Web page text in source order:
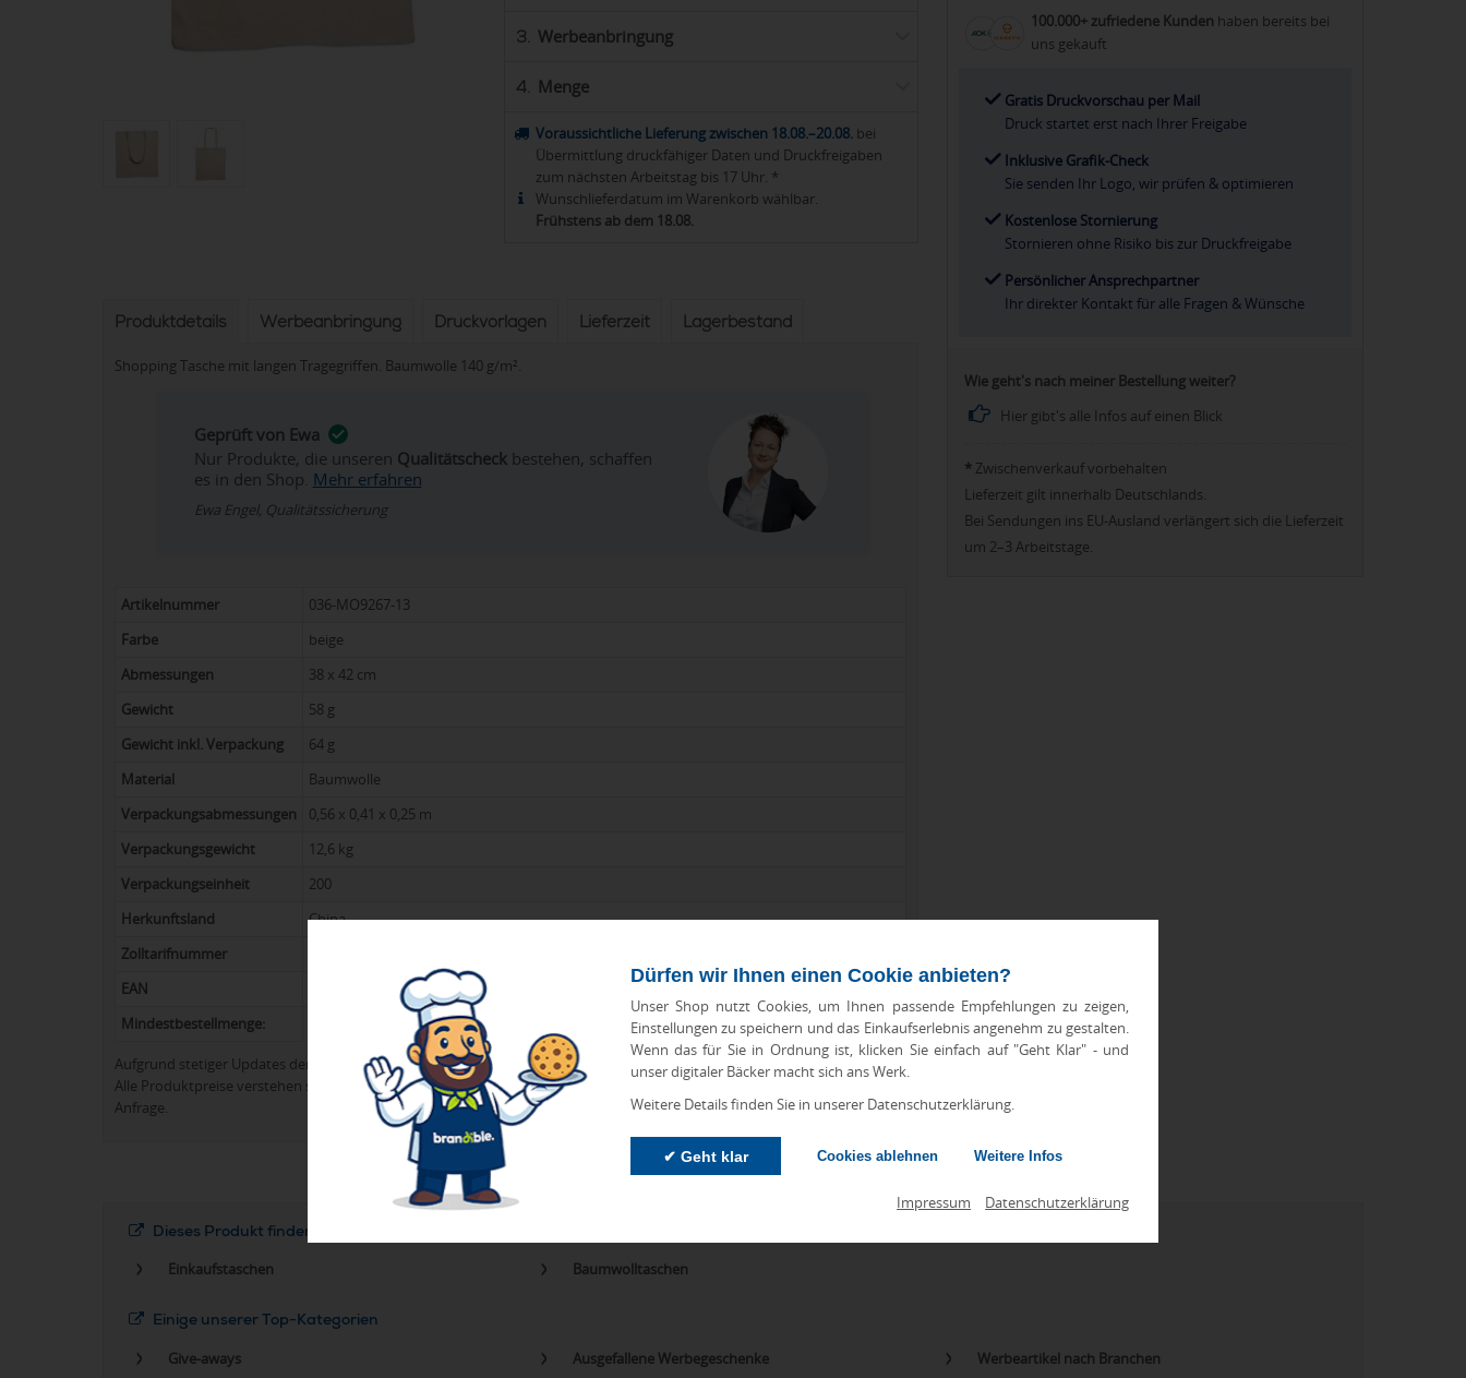
Dürfen wir Ihnen einen Cookie anbieten?
Unser Shop nutzt Cookies, um Ihnen passende Empfehlungen zu zeigen,
Einstellungen zu speichern und das Einkaufserlebnis angenehm zu gestalten.
Wenn das für Sie in Ordnung ist, klicken Sie einfach auf "Geht Klar" - und
unser digitaler Bäcker macht sich ans Werk.
Weitere Details finden Sie in unserer Datenschutzerklärung.
✔ Geht klar Cookies ablehnen Weitere Infos
Impressum Datenschutzerklärung
3. Werbeanbringung
4. Menge
Voraussichtliche Lieferung zwischen 18.08.–20.08. bei
Übermittlung druckfähiger Daten und Druckfreigaben
zum nächsten Arbeitstag bis 17 Uhr. *
Wunschlieferdatum im Warenkorb wählbar.
Frühstens ab dem 18.08.
Produktdetails Werbeanbringung Druckvorlagen Lieferzeit Lagerbestand
Shopping Tasche mit langen Tragegriffen. Baumwolle 140 g/m².
Geprüft von Ewa
Nur Produkte, die unseren Qualitätscheck bestehen, schaffen
es in den Shop. Mehr erfahren
Ewa Engel, Qualitätssicherung
Artikelnummer
036-MO9267-13
Farbe
beige
Abmessungen
38 x 42 cm
Gewicht
58 g
Gewicht inkl. Verpackung
64 g
Material
Baumwolle
Verpackungsabmessungen
0,56 x 0,41 x 0,25 m
Verpackungsgewicht
12,6 kg
Verpackungseinheit
200
Herkunftsland
China
Zolltarifnummer
EAN
8719941011540
Mindestbestellmenge:
Aufgrund stetiger Updates der Produktpalette kann es zu Abweichungen bei Preisen und Produktinformationen kommen.
Alle Produktpreise verstehen sich in der Regel ohne Werbeanbringungskosten. Preise für Direktimport erhalten Sie auf
Anfrage.
100.000+ zufriedene Kunden haben bereits bei
uns gekauft
Gratis Druckvorschau per Mail
Druck startet erst nach Ihrer Freigabe
Inklusive Grafik-Check
Sie senden Ihr Logo, wir prüfen & optimieren
Kostenlose Stornierung
Stornieren ohne Risiko bis zur Druckfreigabe
Persönlicher Ansprechpartner
Ihr direkter Kontakt für alle Fragen & Wünsche
Wie geht's nach meiner Bestellung weiter?
Hier gibt's alle Infos auf einen Blick
* Zwischenverkauf vorbehalten
Lieferzeit gilt innerhalb Deutschlands.
Bei Sendungen ins EU-Ausland verlängert sich die Lieferzeit
um 2–3 Arbeitstage.
Dieses Produkt finden Sie in folgenden Kategorien
Einkaufstaschen
Baumwolltaschen
Einige unserer Top-Kategorien
Give-aways
Ausgefallene Werbegeschenke
Werbeartikel nach Branchen